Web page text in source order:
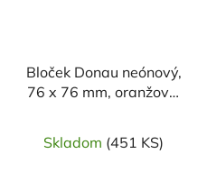
Bloček Donau neónový,
76 x 76 mm, oranžový,
Skladom (451 KS)